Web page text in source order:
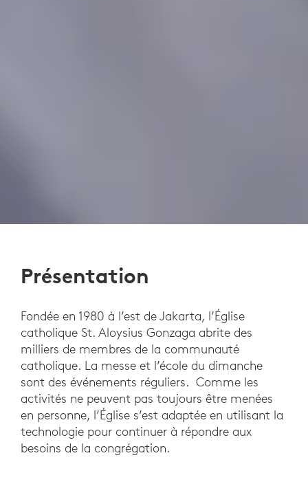
Présentation
Fondée en 1980 à l’est de Jakarta, l’Église
catholique St. Aloysius Gonzaga abrite des
milliers de membres de la communauté
catholique. La messe et l’école du dimanche
sont des événements réguliers. Comme les
activités ne peuvent pas toujours être menées
en personne, l’Église s’est adaptée en utilisant la
technologie pour continuer à répondre aux
besoins de la congrégation.